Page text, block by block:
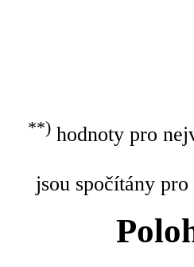
**)hodnoty pro
jsou spočítány